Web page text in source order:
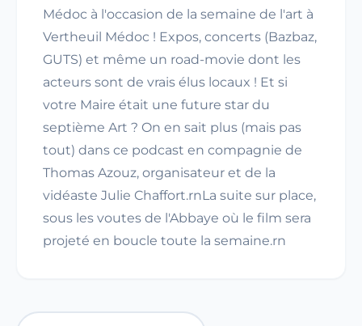
Médoc à l'occasion de la semaine de l'art à
Vertheuil Médoc ! Expos, concerts (Bazbaz,
GUTS) et même un road-movie dont les
acteurs sont de vrais élus locaux ! Et si
votre Maire était une future star du
septième Art ? On en sait plus (mais pas
tout) dans ce podcast en compagnie de
Thomas Azouz, organisateur et de la
vidéaste Julie Chaffort.rnLa suite sur place,
sous les voutes de l'Abbaye où le film sera
projeté en boucle toute la semaine.rn